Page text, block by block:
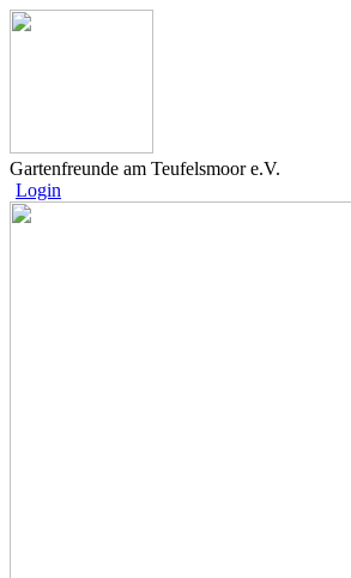
Gartenfreunde am Teufelsmoor e.V.
Login